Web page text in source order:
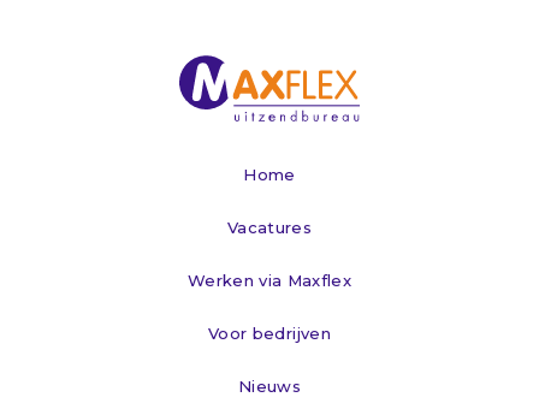
Home
Vacatures
Werken via Maxflex
Voor bedrijven
Nieuws